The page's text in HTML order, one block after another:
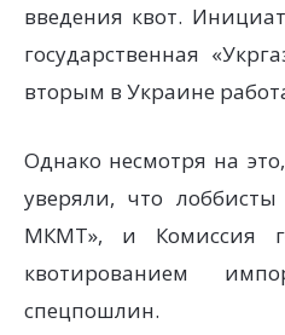
введения квот.
государственная
вторым в Украине
Однако несмотря на
уверяли, что
МКМТ», и Комиссия
квотированием
спецпошлин.